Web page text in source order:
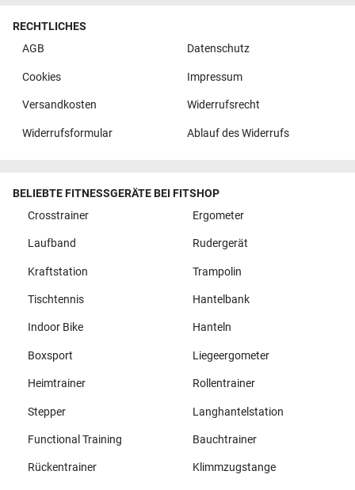
RECHTLICHES
AGB
Datenschutz
Cookies Impressum
Versandkosten Widerrufsrecht
Widerrufsformular Ablauf des Widerrufs
BELIEBTE FITNESSGERÄTE BEI FITSHOP
Crosstrainer
Ergometer
Laufband Rudergerät
Kraftstation Trampolin
Tischtennis Hantelbank
Indoor Bike Hanteln
Boxsport Liegeergometer
Heimtrainer Rollentrainer
Stepper Langhantelstation
Functional Training Bauchtrainer
Rückentrainer Klimmzugstange